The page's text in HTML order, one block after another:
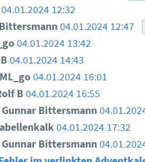
04.01.2024 12:32
04.01.2024 12:47
04.01.2024 13:42
04.01.2024 14:43
04.01.2024 16:01
B04.01.2024 16:55
Gunnar Bittersmann
04.01.2024 17:32
Gunnar Bittersmann